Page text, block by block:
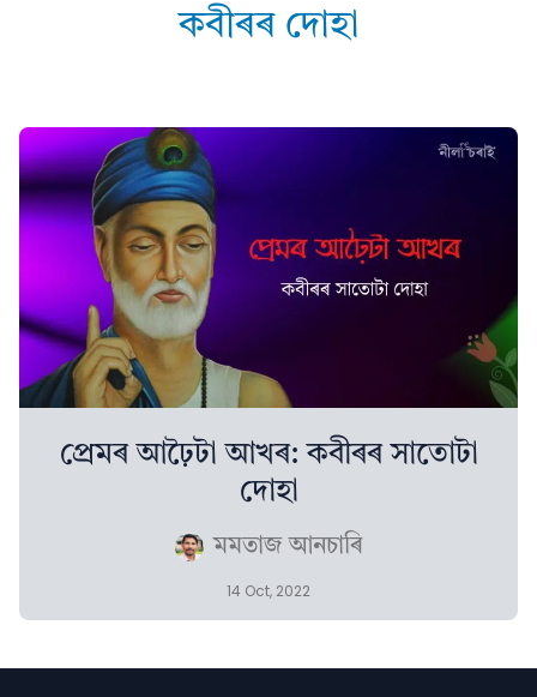
কবীৰৰ দোহা
প্ৰেমৰ আঢ়ৈটা আখৰ: কবীৰৰ সাতোটা
দোহা
মমতাজ আনচাৰি
14 Oct, 2022